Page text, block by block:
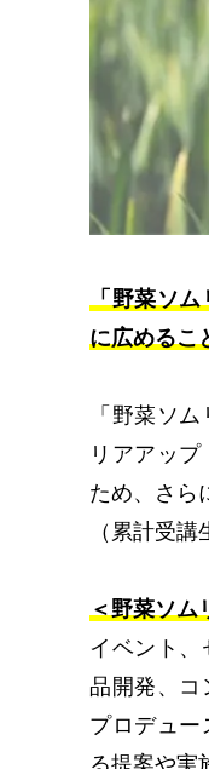
「野菜ソム
に広めるこ
「野菜ソ
リアアッ
ため、さら
（累計受
＜野菜ソム
イベント
品開発、コ
プロデュー